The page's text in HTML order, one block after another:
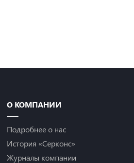
О КОМПАНИИ
Подробнее о нас
История «Серконс»
Журналы компании